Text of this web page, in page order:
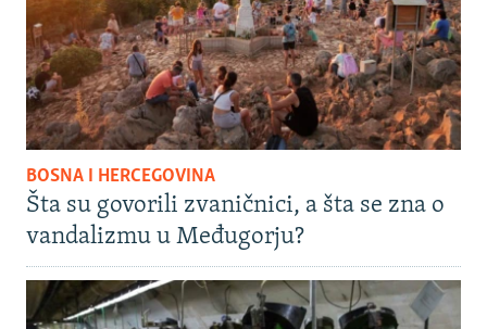
BOSNA I HERCEGOVINA
Šta su govorili zvaničnici, a šta se zna o
vandalizmu u Međugorju?